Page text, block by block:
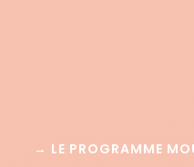
→ LE PROGRAMME